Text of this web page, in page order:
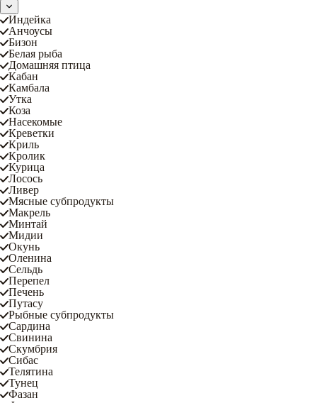
Индейка
Анчоусы
Бизон
Белая рыба
Домашняя птица
Кабан
Камбала
Утка
Коза
Насекомые
Креветки
Криль
Кролик
Курица
Лосось
Ливер
Мясные субпродукты
Макрель
Минтай
Мидии
Окунь
Оленина
Сельдь
Перепел
Печень
Путасу
Рыбные субпродукты
Сардина
Свинина
Скумбрия
Сибас
Телятина
Тунец
Фазан